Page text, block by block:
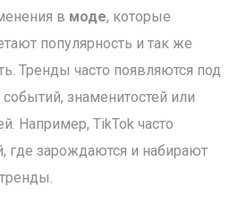
в моде, которые
популярность и так же
Тренды часто появляются под
знаменитостей или
Например, TikTok часто
где зарождаются и набирают